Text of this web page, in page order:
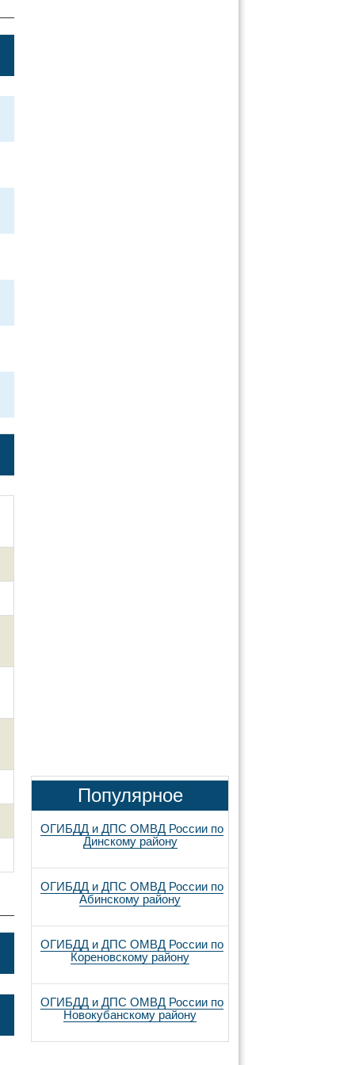
Популярное
ОГИБДД и ДПС ОМВД России по
Динскому району
ОГИБДД и ДПС ОМВД России по
Абинскому району
ОГИБДД и ДПС ОМВД России по
Кореновскому району
ОГИБДД и ДПС ОМВД России по
Новокубанскому району